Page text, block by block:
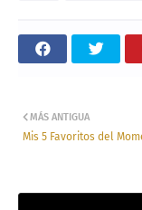
MÁS ANTIGUA
Mis 5 Favoritos del